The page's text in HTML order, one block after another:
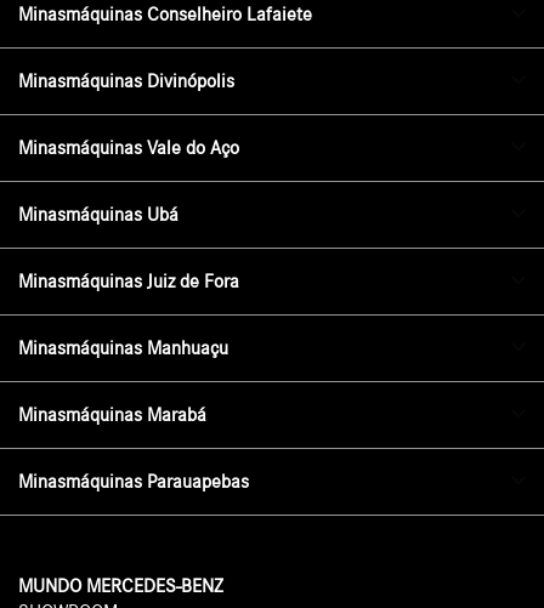
Minasmáquinas Conselheiro Lafaiete
Minasmáquinas Divinópolis
Minasmáquinas Vale do Aço
Minasmáquinas Ubá
Minasmáquinas Juiz de Fora
Minasmáquinas Manhuaçu
Minasmáquinas Marabá
Minasmáquinas Parauapebas
MUNDO MERCEDES-BENZ